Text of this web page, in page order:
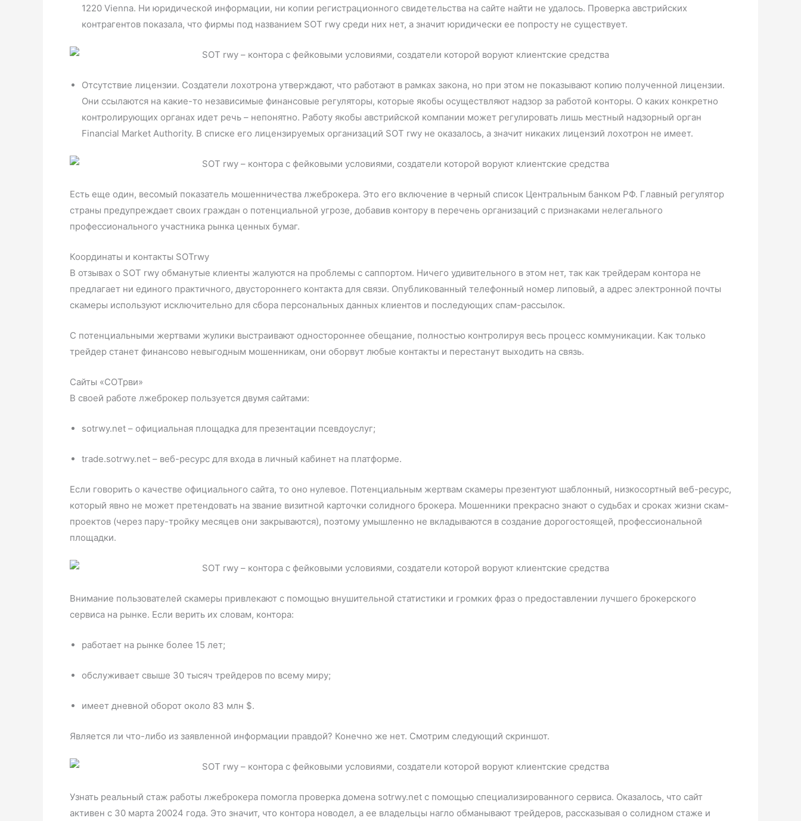
1220 Vienna. Ни юридической информации, ни копии регистрационного свидетельства на сайте найти не удалось. Проверка австрийских
контрагентов показала, что фирмы под названием SOT rwy среди них нет, а значит юридически ее попросту не существует.
Отсутствие лицензии. Создатели лохотрона утверждают, что работают в рамках закона, но при этом не показывают копию полученной лицензии.
Они ссылаются на какие-то независимые финансовые регуляторы, которые якобы осуществляют надзор за работой конторы. О каких конкретно
контролирующих органах идет речь – непонятно. Работу якобы австрийской компании может регулировать лишь местный надзорный орган
Financial Market Authority. В списке его лицензируемых организаций SOT rwy не оказалось, а значит никаких лицензий лохотрон не имеет.
Есть еще один, весомый показатель мошенничества лжеброкера. Это его включение в черный список Центральным банком РФ. Главный регулятор
страны предупреждает своих граждан о потенциальной угрозе, добавив контору в перечень организаций с признаками нелегального
профессионального участника рынка ценных бумаг.
Координаты и контакты SOTrwy
В отзывах о SOT rwy обманутые клиенты жалуются на проблемы с саппортом. Ничего удивительного в этом нет, так как трейдерам контора не
предлагает ни единого практичного, двустороннего контакта для связи. Опубликованный телефонный номер липовый, а адрес электронной почты
скамеры используют исключительно для сбора персональных данных клиентов и последующих спам-рассылок.
С потенциальными жертвами жулики выстраивают одностороннее обещание, полностью контролируя весь процесс коммуникации. Как только
трейдер станет финансово невыгодным мошенникам, они оборвут любые контакты и перестанут выходить на связь.
Сайты «СОТрви»
В своей работе лжеброкер пользуется двумя сайтами:
sotrwy.net – официальная площадка для презентации псевдоуслуг;
trade.sotrwy.net – веб-ресурс для входа в личный кабинет на платформе.
Если говорить о качестве официального сайта, то оно нулевое. Потенциальным жертвам скамеры презентуют шаблонный, низкосортный веб-ресурс,
который явно не может претендовать на звание визитной карточки солидного брокера. Мошенники прекрасно знают о судьбах и сроках жизни скам-
проектов (через пару-тройку месяцев они закрываются), поэтому умышленно не вкладываются в создание дорогостоящей, профессиональной
площадки.
Внимание пользователей скамеры привлекают с помощью внушительной статистики и громких фраз о предоставлении лучшего брокерского
сервиса на рынке. Если верить их словам, контора:
работает на рынке более 15 лет;
обслуживает свыше 30 тысяч трейдеров по всему миру;
имеет дневной оборот около 83 млн $.
Является ли что-либо из заявленной информации правдой? Конечно же нет. Смотрим следующий скриншот.
Узнать реальный стаж работы лжеброкера помогла проверка домена sotrwy.net с помощью специализированного сервиса. Оказалось, что сайт
активен с 30 марта 20024 года. Это значит, что контора новодел, а ее владельцы нагло обманывают трейдеров, рассказывая о солидном стаже и